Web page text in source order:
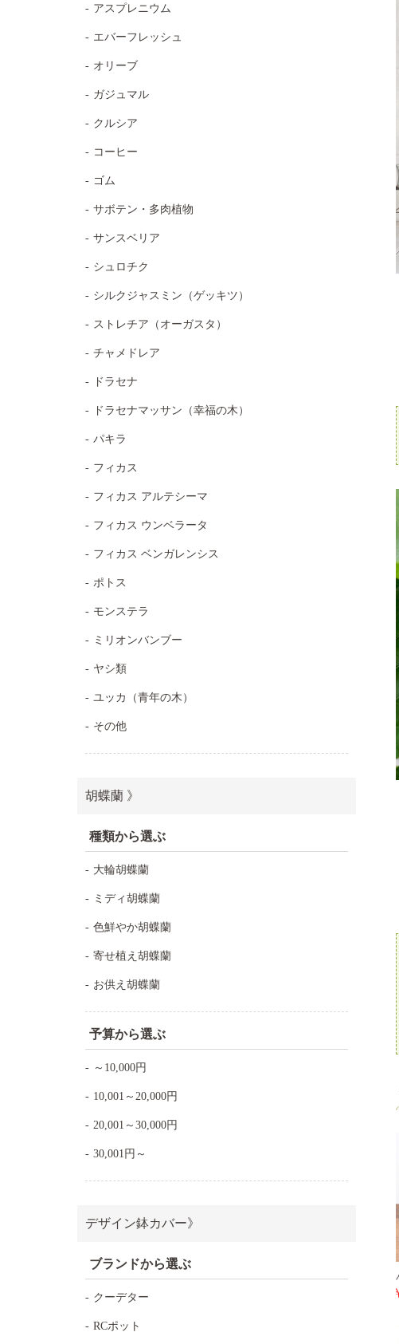
アスプレニウム
エバーフレッシュ
オリーブ
ガジュマル
クルシア
コーヒー
ゴム
サボテン・多肉植物
サンスベリア
シュロチク
シルクジャスミン（ゲッキツ）
ストレチア（オーガスタ）
チャメドレア
ドラセナ
ドラセナマッサン（幸福の木）
パキラ
フィカス
フィカス アルテシーマ
フィカス ウンベラータ
フィカス ベンガレンシス
ポトス
モンステラ
ミリオンバンブー
ヤシ類
ユッカ（青年の木）
その他
胡蝶蘭 》
種類から選ぶ
大輪胡蝶蘭
ミディ胡蝶蘭
色鮮やか胡蝶蘭
寄せ植え胡蝶蘭
お供え胡蝶蘭
予算から選ぶ
～10,000円
10,001～20,000円
20,001～30,000円
30,001円～
デザイン鉢カバー》
ブランドから選ぶ
クーデター
RCポット